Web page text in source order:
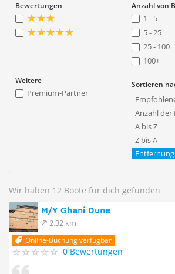
Bewertungen Anzahl von
1 - 5
5 - 25
25 - 100
100+
Weitere
Premium-Partner
Sortieren
Anzahl der
A bis Z
Z bis A
Entfernung
Wir haben 12 Boote für dich gefunden
M/Y Ghani Dune
2.32 km
Online-Buchung verfügbar
0 Bewertungen